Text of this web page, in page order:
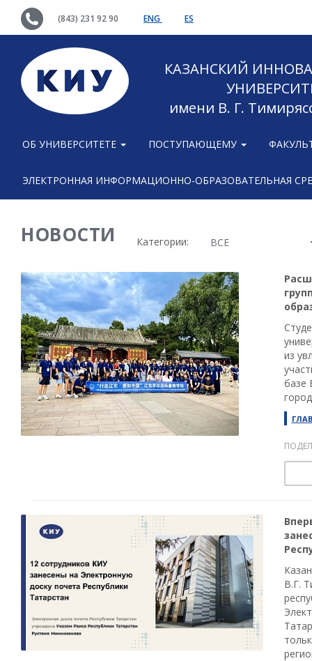
(843) 231 92 90 ENG ES
КАЗАНСКИЙ
имени В. Г.
ОБ УНИВЕРСИТЕТЕ ПОСТУПАЮЩЕМУ
ЭЛЕКТРОННАЯ ИНФОРМАЦИОННО-ОБРАЗОВАТЕЛЬНАЯ
НОВОСТИ Категории: ВСЕ
из
базе
В.Г.